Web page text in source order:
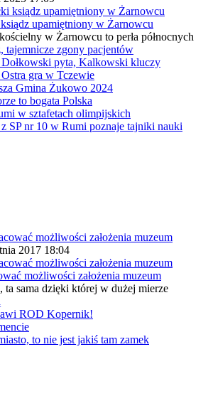
upamiętniony w Żarnowcu
w Żarnowcu to perła północnych
tajemnicze zgony pacjentów
Dołkowski pyta, Kalkowski kluczy
gra w Tczewie
Gmina Żukowo 2024
to bogata Polska
w sztafetach olimpijskich
SP nr 10 w Rumi poznaje tajniki nauki
2017 18:04
możliwości założenia muzeum
ta sama dzięki której w dużej mierze
ROD Kopernik!
to nie jest jakiś tam zamek